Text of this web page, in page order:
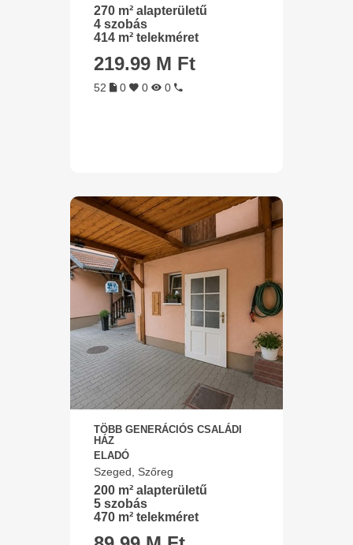
270 m² alapterületű
4 szobás
414 m² telekméret
219.99 M Ft
52 0 0 0
TÖBB GENERÁCIÓS CSALÁDI
HÁZ
ELADÓ
Szeged, Szőreg
200 m² alapterületű
5 szobás
470 m² telekméret